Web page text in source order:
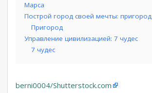
Марса
Построй город своей мечты: пригород
Пригород
Управление цивилизацией: 7 чудес
7 чудес
berni0004/Shutterstock.com